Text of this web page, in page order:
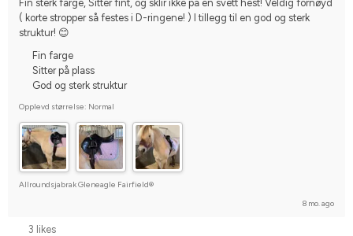
Fin sterk farge, Sitter fint, og sklir ikke på en svett hest! Veldig fornøyd
( korte stropper så festes i D-ringene! ) I tillegg til en god og sterk
struktur! 😊
Fin farge
Sitter på plass
God og sterk struktur
Opplevd størrelse: Normal
Allroundsjabrak Gleneagle Fairfield®
8 mo. ago
3 likes